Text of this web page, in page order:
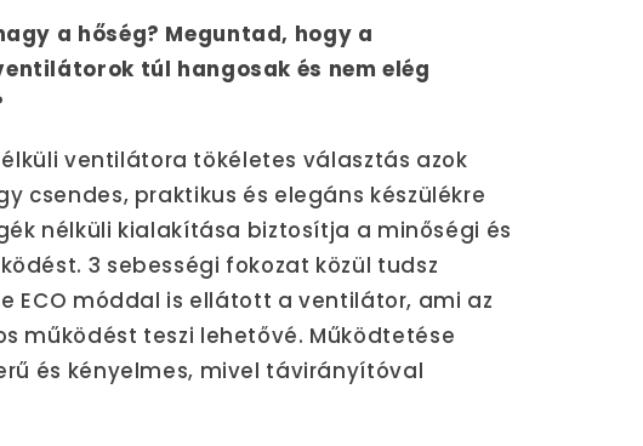
a hőség? Meguntad, hogy a
túl hangosak és nem elég
ventilátora tökéletes választás azok
csendes, praktikus és elegáns készülékre
nélküli kialakítása biztosítja a minőségi és
3 sebességi fokozat közül tudsz
ECO móddal is ellátott a ventilátor, ami az
működést teszi lehetővé. Működtetése
és kényelmes, mivel távirányítóval